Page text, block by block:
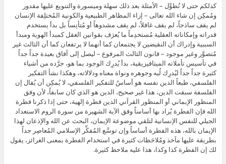
كذلكم حتى لا نُطوِّل – الأمثلة بعد ذلك سهلة وميسورة والتنويع عليها مقدور
ومُمكِن إن شاء الله تعالى – إزاء المظاهر الطبيعية والكونية المُختلِفة الإنسان
لم يقف ساذجاً، لم يقف غافلاً، لم يقف مشدوهاً أو مُتأنِساً بل بدأ يستخدم
قدراته وإمكاناته العقلية مُستخدِماً ما يُعرَف بقوانين العقل كمبدأ الهوية ومبدأ
السببية وإدراك أن النقيضين لا يجتمعان كما أنهما لا يرتفعان كما أن الثالث غير
مُتصوَّر وغير موجود – قانون الثالث المرفوع – ليصل إلى آفاق بعيدة جداً جداً
في تأسيس تأملاته الميتافيزيقية، بدأ يُدرِك الوجود بما هو، جرَّده من أشياء
كثيرة جداً جداً ليُدرِك لُبه وجوهره ونواة معناه ودلالاته، وهكذا نشأ التفكير
الفلسفي، طبعاً الدين نفسه هو أساسٌ للتفكير الفلسفي، لا يُمكِن أن يُقال إن
الفلسفة سبقت الدين، هذا غير صحيح، الدين هو الذي كان سابقاً، لأن وفق
المنظور الإيماني أو المنظور القرآني الدين فطرة إلهية، حتى إذا ذكرنا فطرة
الله فإن الفطرة يُراد بها أساساً وفق الآية الشهيرة من سورة الروم الاستعداد
الجبلي للنفس الإنسانية لتلقي موضوعة الإيمان، البحث عن الله والإذعان لهذا
الإيمان بالله، هذه الفطرة أساساً وإن توسَّع المُفكِّر الإسلامي المُعاصِر جداً
بطريقة عليها مآخذ ومُلاحَظات كثيرة في استخدام الفطرة بمعنى الغرائز، يقول
لك إن الفطرة كذا وكذا، هذا عليه ملاحظ كثيرة.